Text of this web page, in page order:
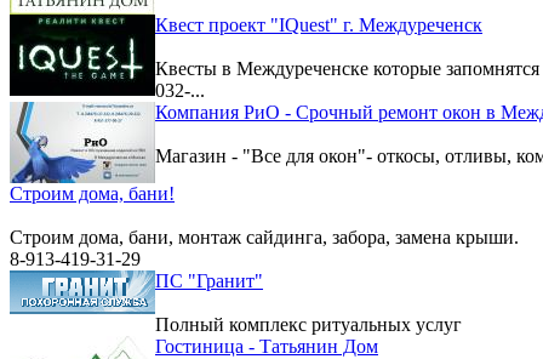
Квест проект "IQuest" г. Междуреченск
Квесты в Междуреченске которые
032-...
Компания РиО - Срочный ремонт окон в
Магазин - "Все для окон"- откосы, отливы,
Строим дома, бани!
Строим дома, бани, монтаж сайдинга, забора, замена крыши.
8-913-419-31-29
ПС "Гранит"
Полный комплекс ритуальных услуг
Гостиница - Татьянин Дом